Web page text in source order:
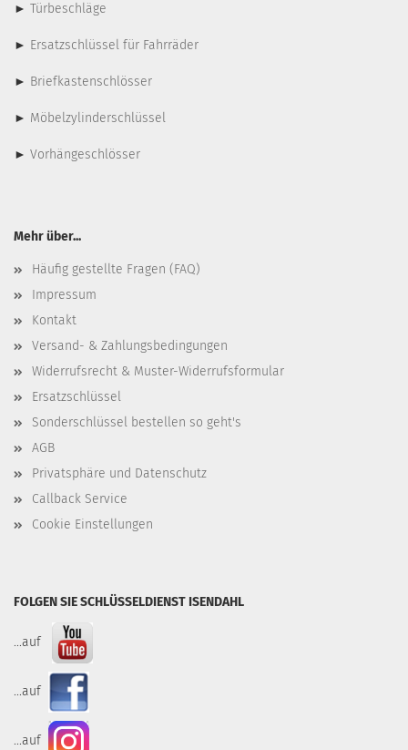
► Türbeschläge
► Ersatzschlüssel für Fahrräder
► Briefkastenschlösser
► Möbelzylinderschlüssel
► Vorhängeschlösser
Mehr über...
Häufig gestellte Fragen (FAQ)
Impressum
Kontakt
Versand- & Zahlungsbedingungen
Widerrufsrecht & Muster-Widerrufsformular
Ersatzschlüssel
Sonderschlüssel bestellen so geht's
AGB
Privatsphäre und Datenschutz
Callback Service
Cookie Einstellungen
FOLGEN SIE SCHLÜSSELDIENST ISENDAHL
...auf
...auf
...auf